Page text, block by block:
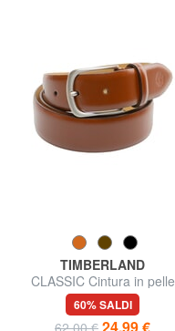
TIMBERLAND
CLASSIC Cintura in pelle
accorciabile
60% SALDI
62,00 € 24,99 €